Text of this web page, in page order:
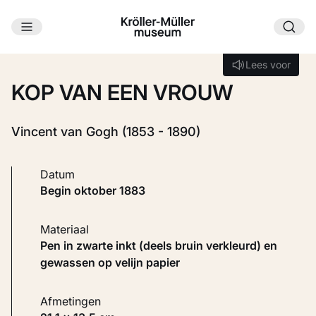
Ga naar hoofdinhoud
Lees voor
Lees voor
KOP VAN EEN VROUW
Vincent van Gogh (1853 - 1890)
Datum
begin oktober 1883
Materiaal
Pen in zwarte inkt (deels bruin verkleurd) en
gewassen op velijn papier
Afmetingen